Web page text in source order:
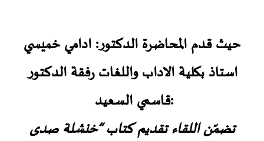
حيث قدم المحاضرة الدكتور: ادامي خميسي
استاذ بكلية الاداب واللغات رفقة الدكتور
:قاسمي السعيد
تضمّن اللقاء تقديم كتاب “خنشلة صدى